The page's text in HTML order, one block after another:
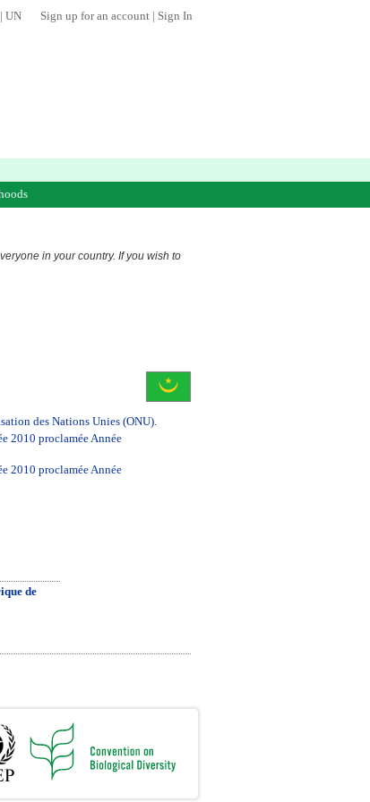
Sign up for an account | Sign In
| UN
in your country. If you wish to
des Nations Unies (ONU).
2010 proclamée Année
2010 proclamée Année
de